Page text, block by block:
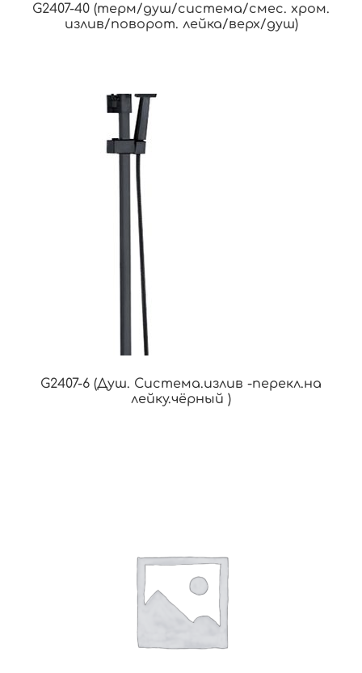
G2407-40 (терм/душ/система/смес. хром.
излив/поворот. лейка/верх/душ)
G2407-6 (Душ. Система.излив -перекл.на
лейку.чёрный )